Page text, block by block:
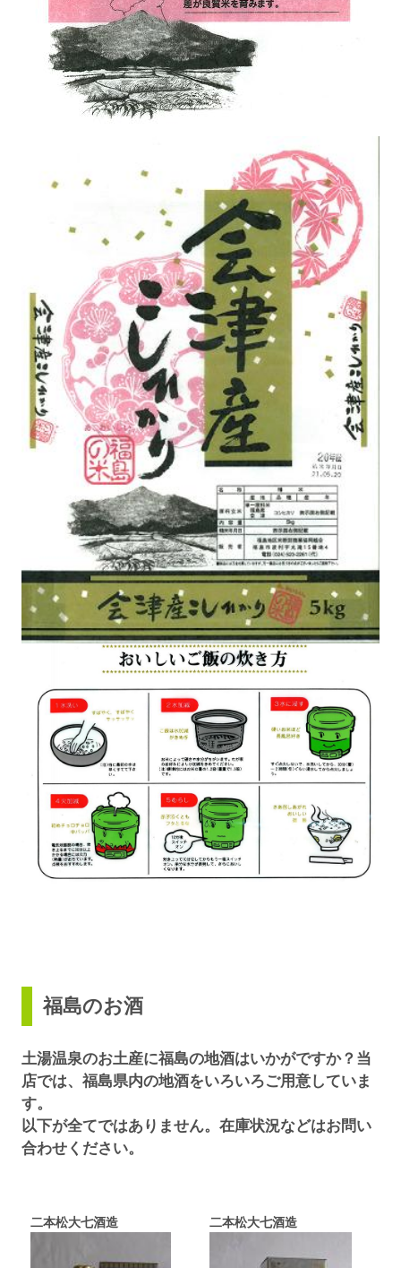
福島のお酒
土湯温泉のお土産に福島の地酒はいかがですか？当
店では、福島県内の地酒をいろいろご用意していま
す。
以下が全てではありません。在庫状況などはお問い
合わせください。
二本松大七酒造 二本松大七酒造